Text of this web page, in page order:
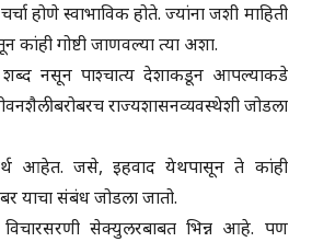
होणे स्वाभाविक होते. ज्यांना जशी माहिती
कांही गोष्टी जाणवल्या त्या अशा.
नसून पाश्चात्य देशाकडून आपल्याकडे
राज्यशासनव्यवस्थेशी जोडला
आहेत. जसे, इहवाद येथपासून ते कांही
याचा संबंध जोडला जातो.
विचारसरणी सेक्युलरबाबत भिन्न आहे. पण